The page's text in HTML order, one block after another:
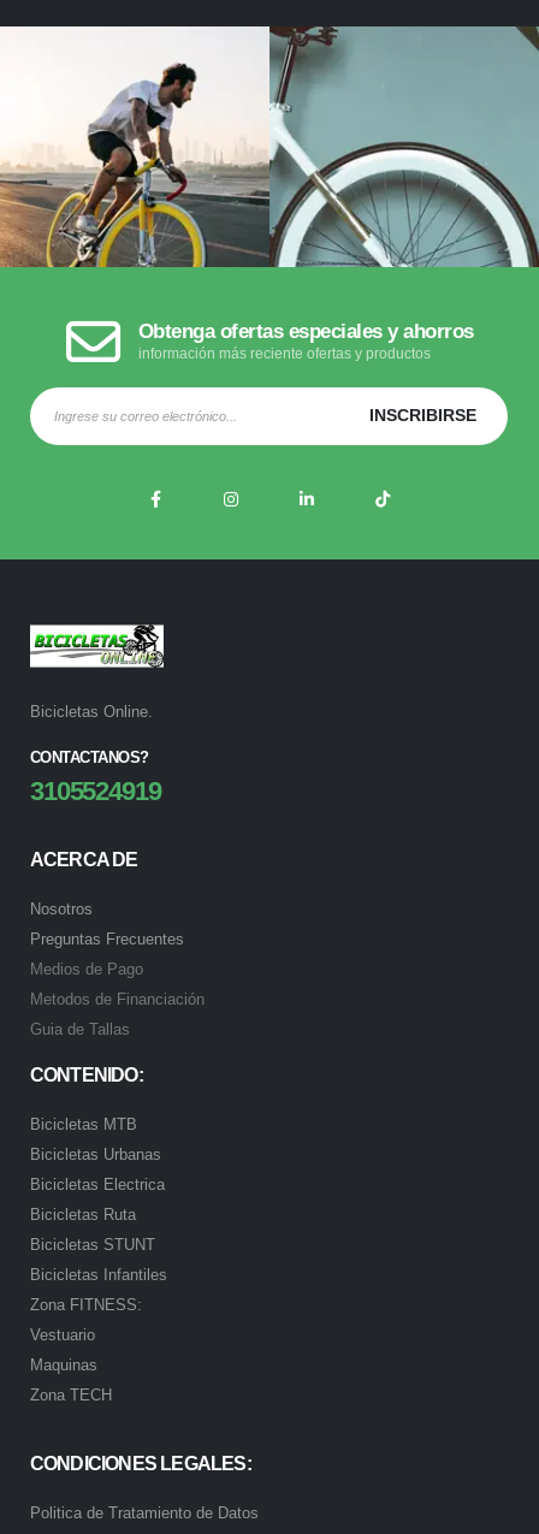
Obtenga ofertas especiales y ahorros
información más reciente ofertas y productos
Bicicletas Online.
CONTACTANOS?
3105524919
ACERCA DE
Nosotros
Preguntas Frecuentes
Medios de Pago
Metodos de Financiación
Guia de Tallas
CONTENIDO:
Bicicletas MTB
Bicicletas Urbanas
Bicicletas Electrica
Bicicletas Ruta
Bicicletas STUNT
Bicicletas Infantiles
Zona FITNESS:
Vestuario
Maquinas
Zona TECH
CONDICIONES LEGALES:
Politica de Tratamiento de Datos